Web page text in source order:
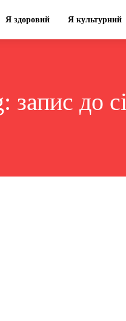
Я здоровий Я культурний
запис до